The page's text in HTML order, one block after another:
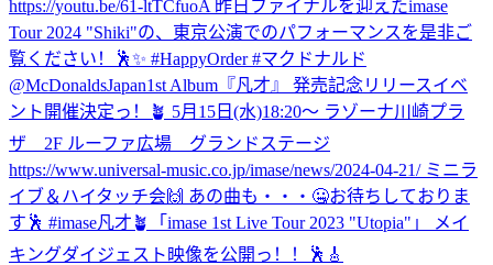
https://youtu.be/61-ltTCfuoA 昨日ファイナルを迎えたimase
Tour 2024 "Shiki"の、東京公演でのパフォーマンスを是非ご
覧ください！🕺✨ #HappyOrder #マクドナルド
@McDonaldsJapan1st Album『凡才』 発売記念リリースイベ
ント開催決定っ！🪴 5月15日(水)18:20〜 ラゾーナ川崎プラ
ザ 2F ルーファ広場 グランドステージ
https://www.universal-music.co.jp/imase/news/2024-04-21/ ミニラ
イブ＆ハイタッチ会🙌 あの曲も・・・🤐お待ちしておりま
す🕺 #imase凡才🪴
「imase 1st Live Tour 2023 "Utopia"」 メイ
キングダイジェスト映像を公開っ！！🕺🎸